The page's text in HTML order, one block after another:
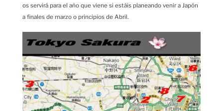
os servirá para el año que viene si estáis planeando venir a Japón
a finales de marzo o principios de Abril.